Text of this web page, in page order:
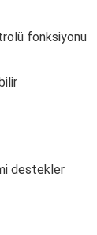
fonksiyonu
destekler